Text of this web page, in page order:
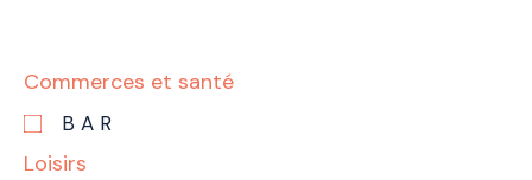
Commerces et santé
BAR
Loisirs